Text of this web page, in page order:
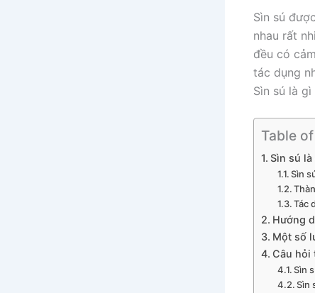
Sìn sú
nhau rất
đều có
tác dụng
Sìn sú là gì
Table
Sìn sú là
Sìn
Tác
Hướng
Một số
Câu hỏi
Sìn
Sìn